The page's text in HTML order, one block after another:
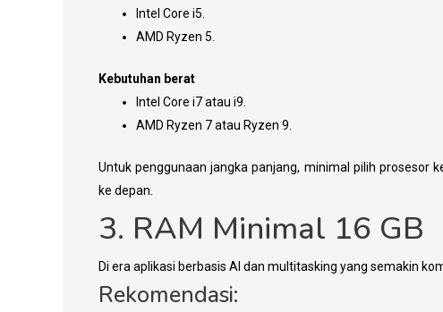
Intel Core i5.
AMD Ryzen 5.
Kebutuhan berat
Intel Core i7 atau i9.
AMD Ryzen 7 atau Ryzen 9.
Untuk penggunaan jangka panjang, minimal pilih prosesor
ke depan.
3. RAM Minimal 16 GB
Di era aplikasi berbasis AI dan multitasking yang semakin
Rekomendasi: